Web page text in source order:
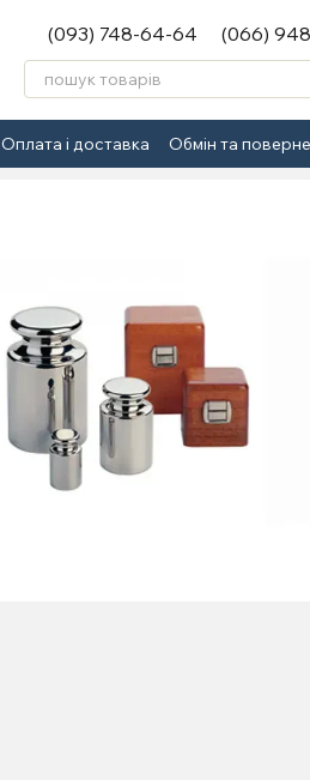
(093) 748-64-64 (066)
Оплата і доставка Обмін та